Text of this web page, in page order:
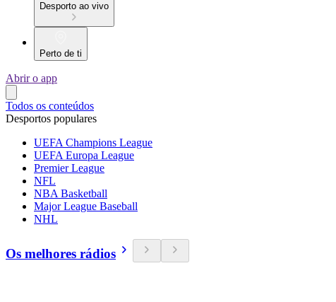
Desporto ao vivo
Perto de ti
Abrir o app
Todos os conteúdos
Desportos populares
UEFA Champions League
UEFA Europa League
Premier League
NFL
NBA Basketball
Major League Baseball
NHL
Os melhores rádios